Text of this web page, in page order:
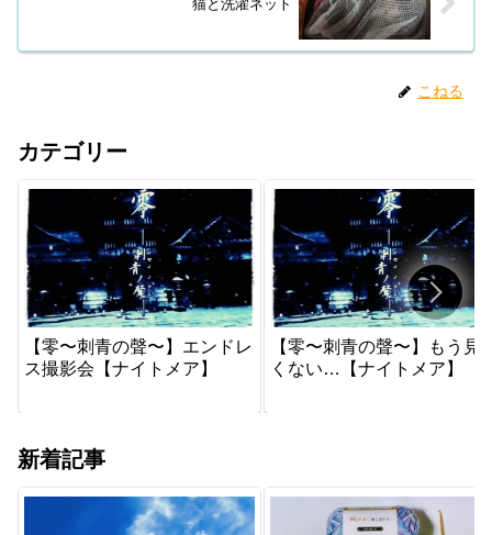
猫と洗濯ネット
こねる
カテゴリー
【零〜刺青の聲〜】エンドレ
ス撮影会【ナイトメア】
【零〜刺青の聲〜】もう見
くない…【ナイトメア】
新着記事